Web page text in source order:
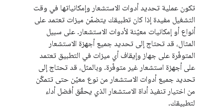
تكون عملية تحديد أدوات الاستشعار وإمكانياتها في وقت
التشغيل مفيدة إذا كان تطبيقك يتضمّن ميزات تعتمد على
أنواع أو إمكانيات معيّنة لأدوات الاستشعار. على سبيل
المثال، قد تحتاج إلى تحديد جميع أجهزة الاستشعار
المتوفّرة على جهاز وإيقاف أي ميزات في التطبيق تعتمد
على أجهزة استشعار غير متوفّرة. وبالمثل، قد تحتاج إلى
تحديد جميع أدوات الاستشعار من نوع معيّن حتى تتمكّن
من اختيار تنفيذ أداة الاستشعار الذي يحقّق أفضل أداء
لتطبيقك.